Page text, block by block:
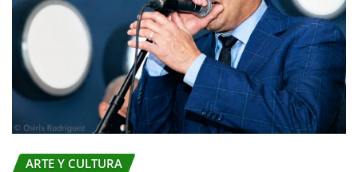
ARTE Y CULTURA